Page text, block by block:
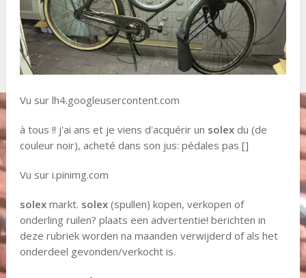
Vu sur lh4.googleusercontent.com
à tous !! j'ai ans et je viens d'acquérir un solexdu (de
couleur noir), acheté dans son jus: pédales pas []
Vu sur i.pinimg.com
solexmarkt. solex(spullen) kopen, verkopen of
onderling ruilen? plaats een advertentie! berichten in
deze rubriek worden na maanden verwijderd of als het
onderdeel gevonden/verkocht is.